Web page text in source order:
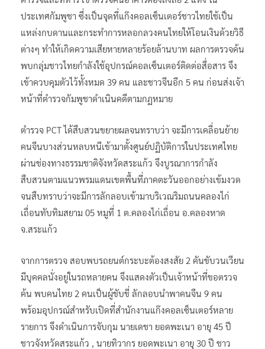
ประเทศกัมพูชา ซึ่งเป็นจุดที่แก๊งคอลเซ็นเตอร์ชาวไทยใช้เป็น
แหล่งกบดานและกระทำการหลอกลวงคนไทยให้โอนเงินด้วยวิธี
ต่างๆ ทำให้เกิดความเสียหายหลายร้อยล้านบาท ผลการตรวจค้น
พบกลุ่มชาวไทยกำลังใช้อุปกรณ์คอลเซ็นเตอร์ติดต่อสื่อสาร จึง
เข้าควบคุมตัวไว้ทั้งหมด 39 คน และชาวจีนอีก 5 คน ก่อนส่งเจ้า
หน้าที่ตำรวจกัมพูชาดำเนินคดีตามกฏหมาย
ตำรวจ PCT ได้สืบสวนขยายผลจนทราบว่า จะมีการเคลื่อนย้าย
คนจีนบางส่วนหลบหนีเข้ามาตั้งศูนย์ปฏิบัติการในประเทศไทย
ผ่านช่องทางธรรมชาติจังหวัดสระแก้ว จึงบูรณาการกำลัง
สืบสวนตามแนวพรมแดนเขตพื้นที่ภาคตะวันออกอย่างเข้มงวด
จนสืบทราบว่าจะมีการลักลอบเข้ามาบริเวณริมถนนคลองไก่
เถื่อนทับทิมสยาม 05 หมูที่ 1 ต.คลองไก่เถื่อน อ.คลองหาด
จ.สระแก้ว
จากการตรวจ สอบพบรถยนต์กระบะต้องสงสัย 2 คันขับวนเวียน
มีบุคคลนั่งอยู่ในรถหลายคน จึงแสดงตัวเป็นเจ้าหน้าที่ขอตรวจ
ค้น พบคนไทย 2 คนเป็นผู้ขับขี่ ลักลอบนำพาคนจีน 9 คน
พร้อมอุปกรณ์สำหรับเปิดที่สำนักงานแก๊งคอลเซ็นเตอร์หลาย
รายการ จึงดำเนินการจับกุม นายเดชา ยอดพะเนา อายุ 45 ปี
ชาวจังหวัดสระแก้ว , นายทิวากร ยอดพะเนา อายุ 30 ปี ชาว